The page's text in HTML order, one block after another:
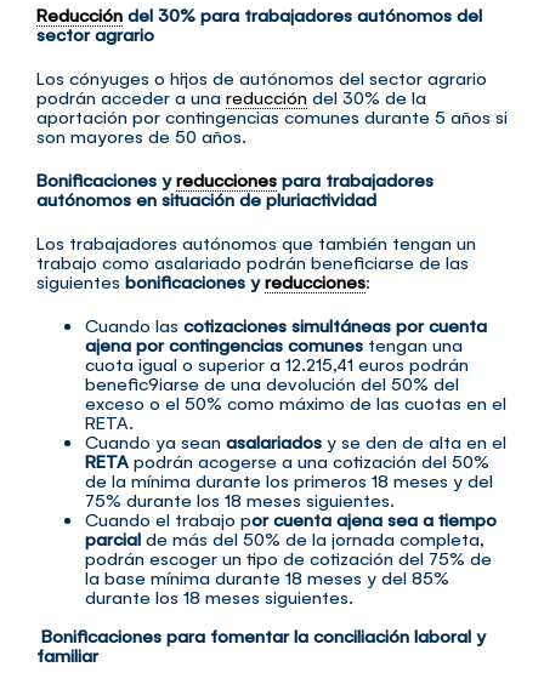
Reducción del 30% para trabajadores autónomos del
sector agrario
Los cónyuges o hijos de autónomos del sector agrario
podrán acceder a una reducción del 30% de la
aportación por contingencias comunes durante 5 años si
son mayores de 50 años.
Bonificaciones yreducciones para trabajadores
autónomos en situación de pluriactividad
Los trabajadores autónomos que también tengan un
trabajo como asalariado podrán beneficiarse de las
siguientes bonificaciones yreducciones:
Cuando las cotizaciones simultáneas por cuenta
ajena por contingencias comunes tengan una
cuota igual o superior a 12.215,41 euros podrán
benefic9iarse de una devolución del 50% del
exceso o el 50% como máximo de las cuotas en el
RETA.
Cuando ya sean asalariados y se den de alta en el
RETA podrán acogerse a una cotización del 50%
de la mínima durante los primeros 18 meses y del
75% durante los 18 meses siguientes.
Cuando el trabajo por cuenta ajena sea a tiempo
parcial de más del 50% de la jornada completa,
podrán escoger un tipo de cotización del 75% de
la base mínima durante 18 meses y del 85%
durante los 18 meses siguientes.
Bonificaciones para fomentar la conciliación laboral y
familiar